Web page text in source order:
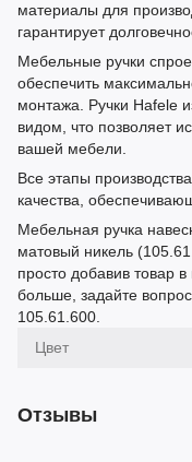
материалы для
гарантирует
Мебельные ручки
обеспечить
монтажа. Ручки Hafele
видом, что позволяет
вашей мебели.
Все этапы
качества,
Мебельная ручка
матовый никель
просто добавив товар в
больше, задайте
105.61.600.
Цвет
Отзывы